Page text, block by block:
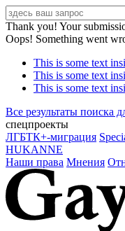
Thank you! Your
Oops! Something went
This is some text
This is some text
This is some text
Все результаты поиска
спецпроекты
ЛГБТК+-миграция
HUKANNE
Наши права Мнения